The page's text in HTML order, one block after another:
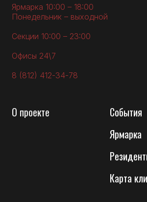
Ярмарка 10:00 – 18:00
Понедельник – выходной
Секции 10:00 – 23:00
Офисы 24\7
8 (812) 412-34-78
О проекте
События
Ярмарка
Карта